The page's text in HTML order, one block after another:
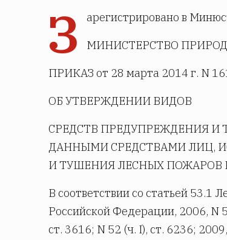
З
арегистрировано в
МИНИСТЕРСТВО
ПРИКАЗ от 28 марта 2014 г. N
ОБ УТВЕРЖДЕНИИ ВИДОВ
СРЕДСТВ ПРЕДУПРЕЖДЕНИЯ
ДАННЫМИ СРЕДСТВАМИ ЛИЦ,
И ТУШЕНИЯ ЛЕСНЫХ ПОЖАРОВ
В соответствии со статьей 53.1
Российской Федерации, 2006, N
ст. 3616; N 52 (ч. I), ст. 6236;